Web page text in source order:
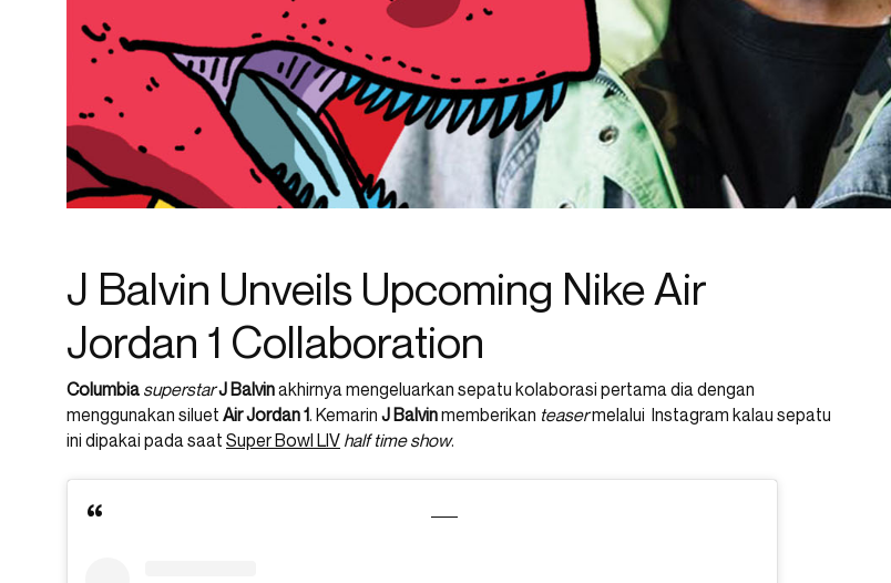
J Balvin Unveils Upcoming Nike Air
Jordan 1 Collaboration
Columbia superstarJ Balvinakhirnya mengeluarkan sepatu kolaborasi pertama dia dengan
menggunakan siluet Air Jordan 1. Kemarin J Balvinmemberikan teasermelalui Instagram kalau sepatu
ini dipakai pada saat Super Bowl LIV half time show.